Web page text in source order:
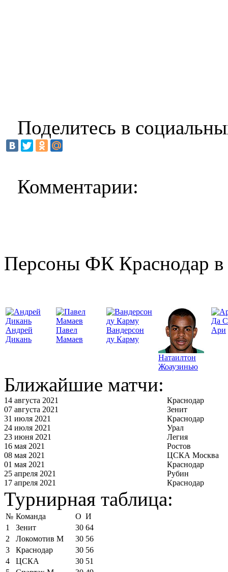
Поделитесь в
Комментарии:
Персоны ФК Краснодар в
Андрей
Дикань
Павел
Мамаев
Вандерсон
ду Карму
Натаилтон
Жоаузинью
Да
Ари
Ближайшие матчи:
14 августа 2021
Краснодар
07 августа 2021
Зенит
31 июля 2021
Краснодар
24 июля 2021
Урал
23 июня 2021
Легия
16 мая 2021
Ростов
08 мая 2021
ЦСКА Москва
01 мая 2021
Краснодар
25 апреля 2021
Рубин
17 апреля 2021
Краснодар
Турнирная таблица:
№ Команда О И
1
Зенит 30 64
2
Локомотив М 30 56
3
Краснодар 30 56
4
ЦСКА 30 51